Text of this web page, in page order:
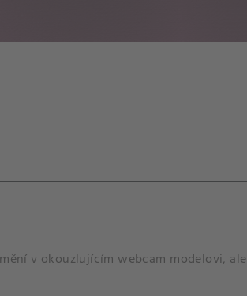
v okouzlujícím webcam modelovi, ale